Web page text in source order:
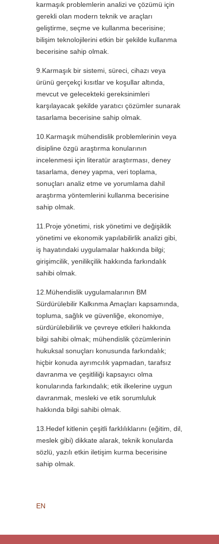
karmaşık problemlerin analizi ve çözümü için
gerekli olan modern teknik ve araçları
geliştirme, seçme ve kullanma becerisine;
bilişim teknolojilerini etkin bir şekilde kullanma
becerisine sahip olmak.
9.Karmaşık bir sistemi, süreci, cihazı veya
ürünü gerçekçi kısıtlar ve koşullar altında,
mevcut ve gelecekteki gereksinimleri
karşılayacak şekilde yaratıcı çözümler sunarak
tasarlama becerisine sahip olmak.
10.Karmaşık mühendislik problemlerinin veya
disipline özgü araştırma konularının
incelenmesi için literatür araştırması, deney
tasarlama, deney yapma, veri toplama,
sonuçları analiz etme ve yorumlama dahil
araştırma yöntemlerini kullanma becerisine
sahip olmak.
11.Proje yönetimi, risk yönetimi ve değişiklik
yönetimi ve ekonomik yapılabilirlik analizi gibi,
iş hayatındaki uygulamalar hakkında bilgi;
girişimcilik, yenilikçilik hakkında farkındalık
sahibi olmak.
12.Mühendislik uygulamalarının BM
Sürdürülebilir Kalkınma Amaçları kapsamında,
topluma, sağlık ve güvenliğe, ekonomiye,
sürdürülebilirlik ve çevreye etkileri hakkında
bilgi sahibi olmak; mühendislik çözümlerinin
hukuksal sonuçları konusunda farkındalık;
hiçbir konuda ayrımcılık yapmadan, tarafsız
davranma ve çeşitliliği kapsayıcı olma
konularında farkındalık; etik ilkelerine uygun
davranmak, mesleki ve etik sorumluluk
hakkında bilgi sahibi olmak.
13.Hedef kitlenin çeşitli farklılıklarını (eğitim, dil,
meslek gibi) dikkate alarak, teknik konularda
sözlü, yazılı etkin iletişim kurma becerisine
sahip olmak.
EN